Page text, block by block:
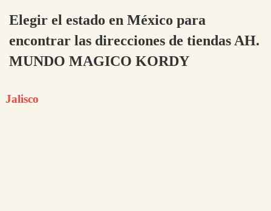
Elegir el estado en México para
encontrar las direcciones de tiendas AH.
MUNDO MAGICO KORDY
Jalisco